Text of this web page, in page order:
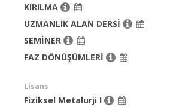
KIRILMA
UZMANLIK ALAN DERSİ
SEMİNER
FAZ DÖNÜŞÜMLERİ
Lisans
Fiziksel Metalurji I